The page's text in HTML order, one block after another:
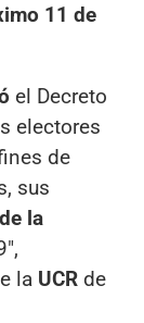
11 de
el Decreto
electores
de
sus
la
la UCR de